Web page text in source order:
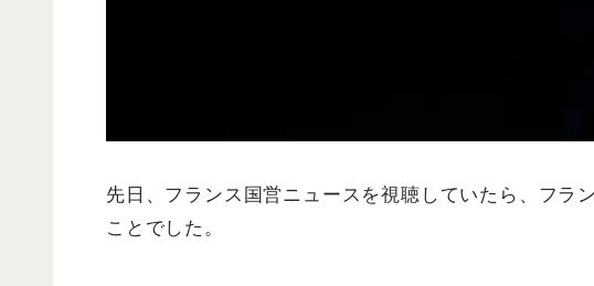
先日、フランス国営ニュースを視聴していたら、フラ
ことでした。